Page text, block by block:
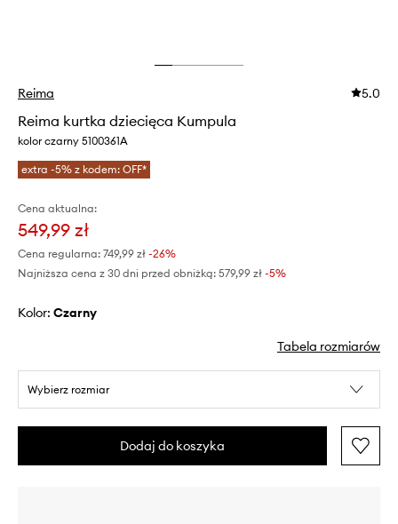
Reima 5.0
Reima kurtka dziecięca Kumpula
kolor czarny 5100361A
extra -5% z kodem: OFF*
Cena aktualna:
549,99 zł
Cena regularna: 749,99 zł -26%
Najniższa cena z 30 dni przed obniżką: 579,99 zł -5%
Kolor: czarny
Tabela rozmiarów
Wybierz rozmiar
Dodaj do koszyka